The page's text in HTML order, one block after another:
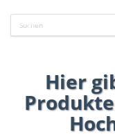
Hier